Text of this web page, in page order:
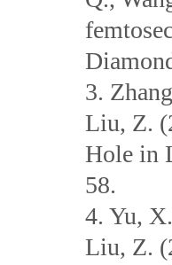
3.
Liu, Z.
Hole in
58.
4. Yu,
Liu, Z.